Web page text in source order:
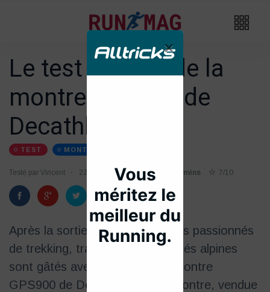
Le test détaillé de la
montre GPS900 de
Decathlon
TEST MONTRE-GPS
Testé par Vincent 22/08 Temps de lecture 8 mins 7/10
Après la sortie de la GPS500, les passionnés
de trekking, trail et autres activités alpines
sont gâtés avec l'arrivée de la montre
GPS900 de Decathlon. Cette montre, vendue
×